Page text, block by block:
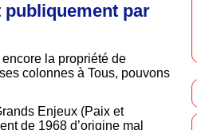
publiquement par
la propriété de
colonnes à Tous, pouvons
Enjeux (Paix et
de 1968 d’origine mal